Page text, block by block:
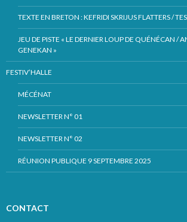
TEXTE EN BRETON : KEFRIDI SKRIJUS FLATTERS /
JEU DE PISTE « LE DERNIER LOUP DE QUÉNÉCAN /
GENEKAN »
FESTIV’HALLE
MÉCÉNAT
NEWSLETTER N° 01
NEWSLETTER N° 02
RÉUNION PUBLIQUE 9 SEPTEMBRE 2025
CONTACT